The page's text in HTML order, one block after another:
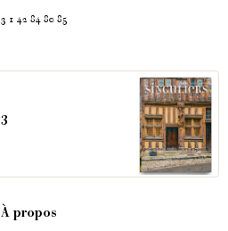
1 42 84 80 85
À propos